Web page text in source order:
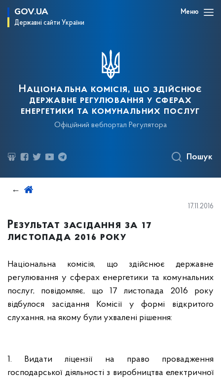
GOV.UA
Державні сайти України
Меню
Національна комісія, що здійснює
державне регулювання у сферах
енергетики та комунальних послуг
Офіційний вебпортал Регулятора
Пошук
17.11.2016
Результат засідання за 17
листопада 2016 року
Національна комісія, що здійснює державне
регулювання у сферах енергетики та комунальних
послуг, повідомляє, що 17 листопада 2016 року
відбулося засідання Комісії у формі відкритого
слухання, на якому були ухвалені рішення:
1. Видати ліцензії на право провадження
господарської діяльності з виробництва електричної